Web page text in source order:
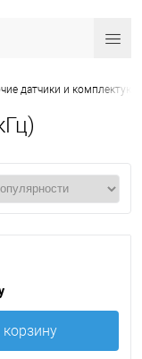
датчики и
корзину